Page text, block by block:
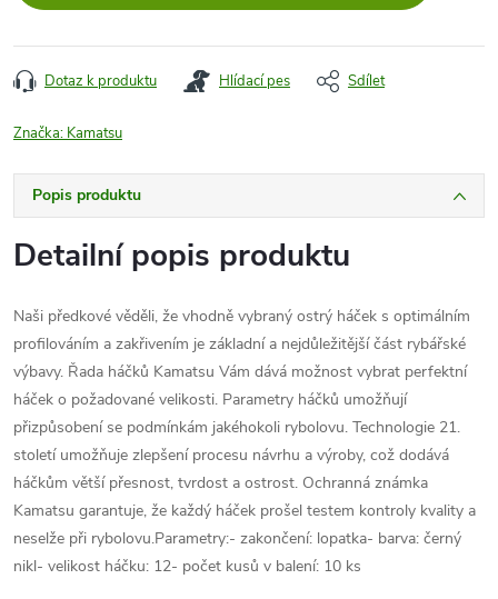
Dotaz k produktu Hlídací pes Sdílet
Značka: Kamatsu
Popis produktu
Detailní popis produktu
Naši předkové věděli, že vhodně vybraný ostrý háček s optimálním
profilováním a zakřivením je základní a nejdůležitější část rybářské
výbavy. Řada háčků Kamatsu Vám dává možnost vybrat perfektní
háček o požadované velikosti. Parametry háčků umožňují
přizpůsobení se podmínkám jakéhokoli rybolovu. Technologie 21.
století umožňuje zlepšení procesu návrhu a výroby, což dodává
háčkům větší přesnost, tvrdost a ostrost. Ochranná známka
Kamatsu garantuje, že každý háček prošel testem kontroly kvality a
neselže při rybolovu.Parametry:- zakončení: lopatka- barva: černý
nikl- velikost háčku: 12- počet kusů v balení: 10 ks